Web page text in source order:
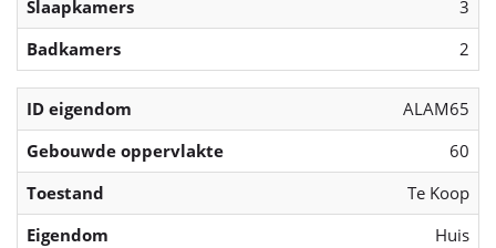
Slaapkamers
3
Badkamers
2
ID eigendom
ALAM65
Gebouwde oppervlakte
60
Toestand
Te Koop
Eigendom
Huis